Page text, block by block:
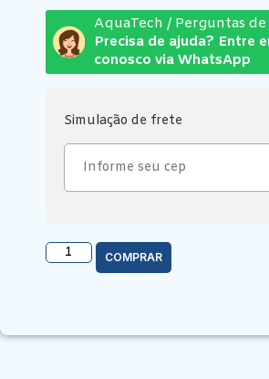
AquaTech / Perguntas
Precisa de ajuda? Entre
conosco via WhatsApp
Simulação de frete
COMPRAR